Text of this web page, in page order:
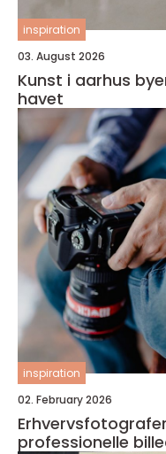
inspiration
03. August 2026
Kunst i aarhus byens levende galleri ved
havet
inspiration
02. February 2026
Erhvervsfotografering
professionelle